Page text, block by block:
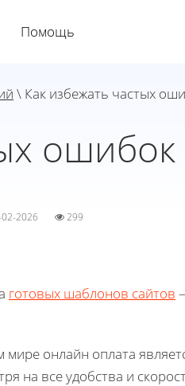
Помощь
\ Как избежать частых
02-2026 299
готовых шаблонов сайтов
мире онлайн оплата
на все удобства и